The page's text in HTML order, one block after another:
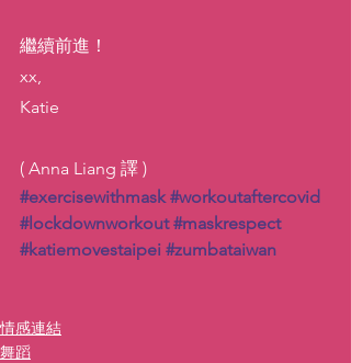
繼續前進！
xx,
Katie
( Anna Liang 譯 )
#exercisewithmask #workoutaftercovid
#lockdownworkout #maskrespect
#katiemovestaipei #zumbataiwan
情感連結
舞蹈